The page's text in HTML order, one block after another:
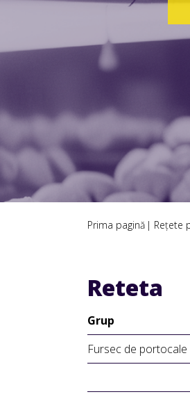
Prima pagină Rețete
Reteta
Grup
Fursec de portocale